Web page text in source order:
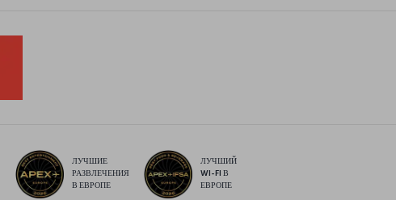
ЛУЧШИЕ
РАЗВЛЕЧЕНИЯ
В ЕВРОПЕ
ЛУЧШИЙ
WI-FI В
ЕВРОПЕ